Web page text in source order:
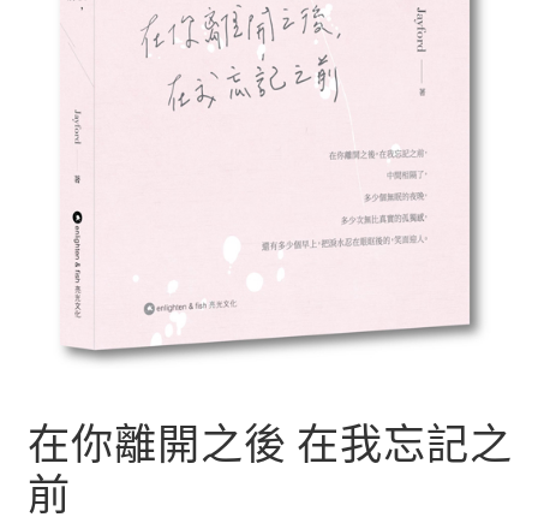
無紙書
聯絡我們+郵費
在你離開之後 在我忘記之
前